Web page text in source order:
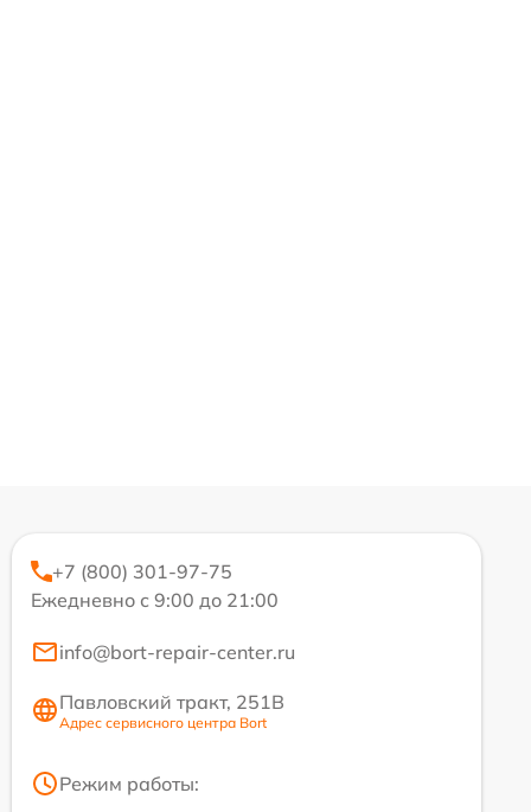
+7 (800) 301-97-75
Ежедневно с 9:00 до 21:00
info@bort-repair-center.ru
Павловский тракт, 251В
Адрес сервисного центра Bort
Режим работы: